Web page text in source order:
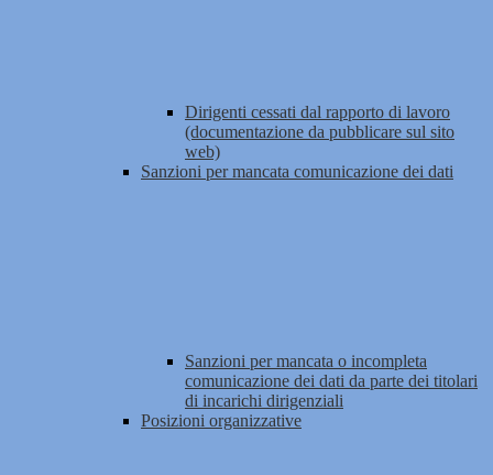
Dirigenti cessati dal rapporto di lavoro
(documentazione da pubblicare sul sito
web)
Sanzioni per mancata comunicazione dei dati
Sanzioni per mancata o incompleta
comunicazione dei dati da parte dei titolari
di incarichi dirigenziali
Posizioni organizzative